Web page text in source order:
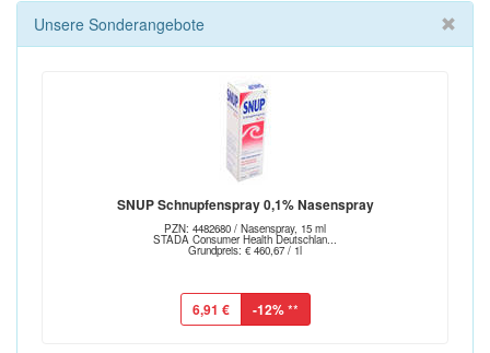
Unsere Sonderangebote
SNUP Schnupfenspray 0,1% Nasenspray
PZN: 4482680 / Nasenspray, 15 ml
STADA Consumer Health Deutschlan...
Grundpreis: € 460,67 / 1l
6,91 € -12%**